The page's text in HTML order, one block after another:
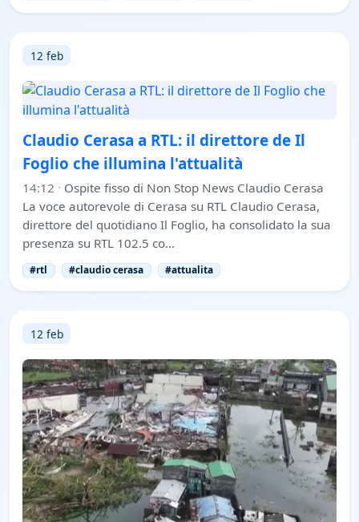
12 feb
Claudio Cerasa a RTL: il direttore de Il
Foglio che illumina l'attualità
14:12 · Ospite fisso di Non Stop News Claudio Cerasa
La voce autorevole di Cerasa su RTL Claudio Cerasa,
direttore del quotidiano Il Foglio, ha consolidato la sua
presenza su RTL 102.5 co…
#rtl #claudio cerasa #attualita
12 feb